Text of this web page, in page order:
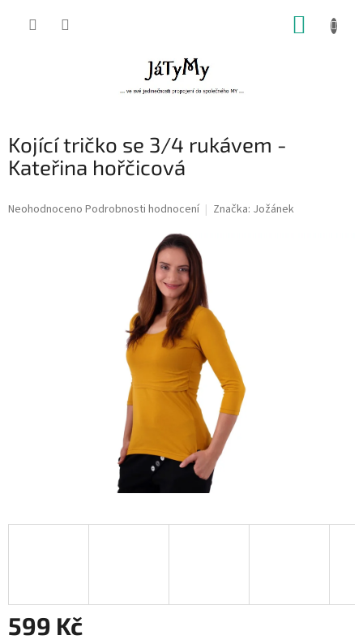
Kojící tričko se 3/4 rukávem -
Kateřina hořčicová
Průměrné
Neohodnoceno Podrobnosti hodnocení Značka: Jožánek
599 Kč